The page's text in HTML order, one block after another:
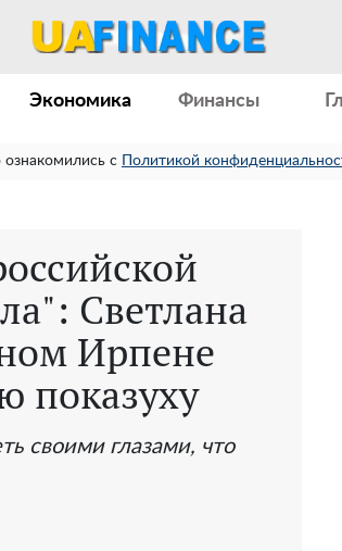
Экономика Финансы
с Политикой
Светлана
Ирпене
показуху
своими глазами, что